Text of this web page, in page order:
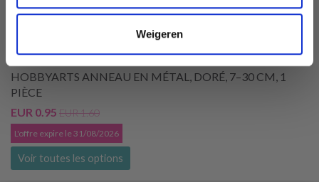
Weigeren
HOBBYARTS ANNEAU EN MÉTAL, DORÉ, 7–30 CM, 1
PIÈCE
EUR 0.95 EUR 1.60
L'offre expire le 31/08/2026
Voir toutes les options